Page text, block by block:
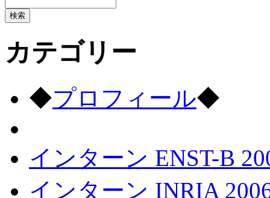
カテゴリー
◆プロフィール◆
インターン ENST-B
インターン INRIA